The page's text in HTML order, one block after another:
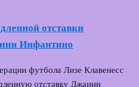
отставки
Инфантино
футбола Лизе Клавенесс
отставку Джанни